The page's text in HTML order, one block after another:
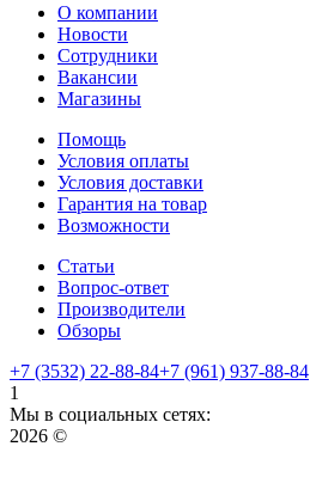
О компании
Новости
Сотрудники
Вакансии
Магазины
Помощь
Условия оплаты
Условия доставки
Гарантия на товар
Возможности
Статьи
Вопрос-ответ
Производители
Обзоры
+7 (3532) 22-88-84+7 (961) 937-88-84
1
Мы в социальных сетях:
2026 ©